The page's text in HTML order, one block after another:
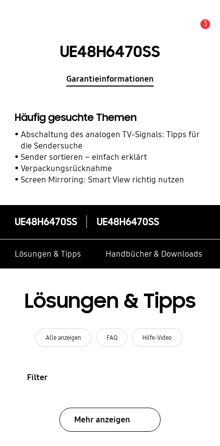
3
UE48H6470SS
Garantieinformationen
Häufig gesuchte Themen
Abschaltung des analogen TV-Signals: Tipps für
die Sendersuche
Sender sortieren – einfach erklärt
Verpackungsrücknahme
Screen Mirroring: Smart View richtig nutzen
UE48H6470SS UE48H6470SS
Lösungen & Tipps Handbücher & Downloads
Lösungen & Tipps
Alle anzeigen FAQ Hilfe-Video
Filter
Mehr anzeigen